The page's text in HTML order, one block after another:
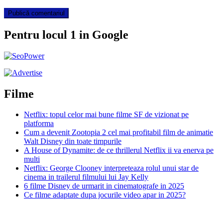
Pentru locul 1 in Google
Filme
Netflix: topul celor mai bune filme SF de vizionat pe
platforma
Cum a devenit Zootopia 2 cel mai profitabil film de animatie
Walt Disney din toate timpurile
A House of Dynamite: de ce thrillerul Netflix ii va enerva pe
multi
Netflix: George Clooney interpreteaza rolul unui star de
cinema in trailerul filmului lui Jay Kelly
6 filme Disney de urmarit in cinematografe in 2025
Ce filme adaptate dupa jocurile video apar in 2025?